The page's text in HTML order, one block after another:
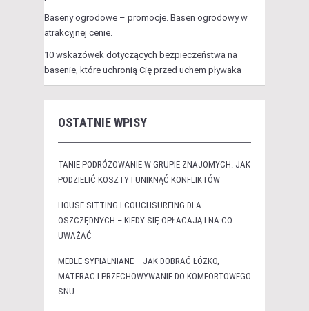
Baseny ogrodowe – promocje. Basen ogrodowy w
atrakcyjnej cenie.
10 wskazówek dotyczących bezpieczeństwa na
basenie, które uchronią Cię przed uchem pływaka
OSTATNIE WPISY
TANIE PODRÓŻOWANIE W GRUPIE ZNAJOMYCH: JAK
PODZIELIĆ KOSZTY I UNIKNĄĆ KONFLIKTÓW
HOUSE SITTING I COUCHSURFING DLA
OSZCZĘDNYCH – KIEDY SIĘ OPŁACAJĄ I NA CO
UWAŻAĆ
MEBLE SYPIALNIANE – JAK DOBRAĆ ŁÓŻKO,
MATERAC I PRZECHOWYWANIE DO KOMFORTOWEGO
SNU